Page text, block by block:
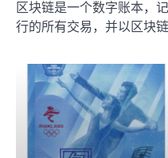
区块链是一个数字账本，
行的所有交易，并以区块